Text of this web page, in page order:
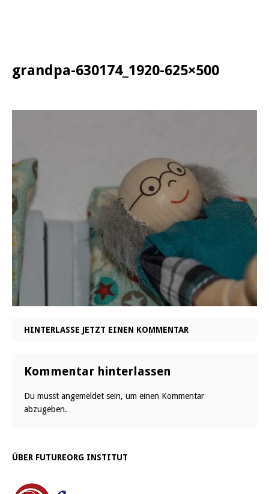
grandpa-630174_1920-625×500
HINTERLASSE JETZT EINEN KOMMENTAR
Kommentar hinterlassen
Du musst angemeldet sein, um einen Kommentar
abzugeben.
ÜBER FUTUREORG INSTITUT